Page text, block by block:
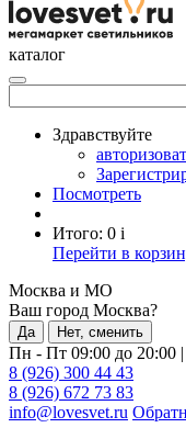
каталог
Здравствуйте
Посмотреть
Итого: 0 i
Перейти в
Москва и МО
Ваш город Москва?
Да Нет, сменить
Пн - Пт 09:00 до 20:00 |
8 (926) 300 44 43
8 (926) 672 73 83
info@lovesvet.ru